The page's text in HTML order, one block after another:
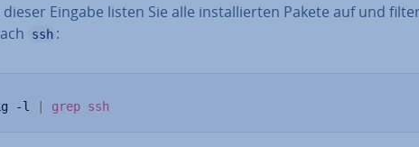
Eingabe listen Sie alle in­stal­lier­ten Pakete auf und
ssh :
-l grep ssh